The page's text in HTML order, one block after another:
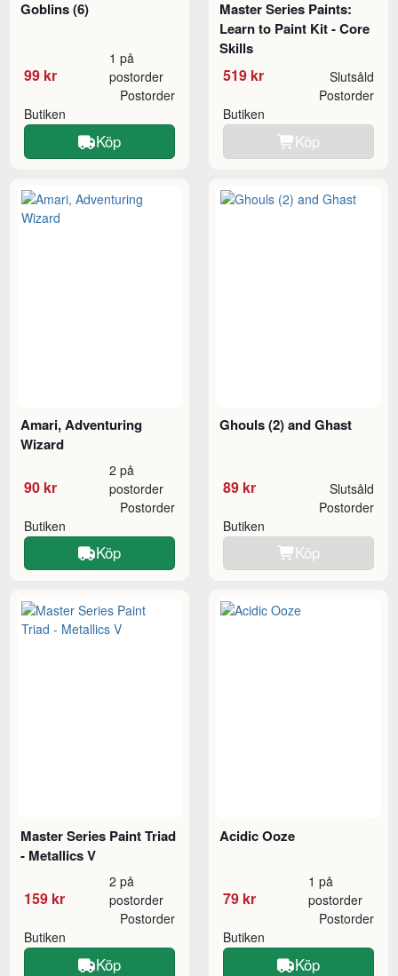
Goblins (6)
99 kr
1 på
postorder
Butiken
Postorder
Köp
Master Series Paints:
Learn to Paint Kit - Core
Skills
519 kr Slutsåld
Butiken
Postorder
Köp
Amari, Adventuring
Wizard
90 kr
2 på
postorder
Butiken
Postorder
Köp
Ghouls (2) and Ghast
89 kr Slutsåld
Butiken
Postorder
Köp
Master Series Paint Triad
- Metallics V
159 kr
2 på
postorder
Butiken
Postorder
Köp
Acidic Ooze
79 kr
1 på
postorder
Butiken
Postorder
Köp